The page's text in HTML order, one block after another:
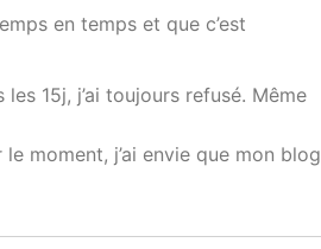
en temps et que c’est
15j, j’ai toujours refusé. Même
moment, j’ai envie que mon blog